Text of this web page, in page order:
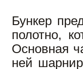
Бункер
полотно,
Основная
ней